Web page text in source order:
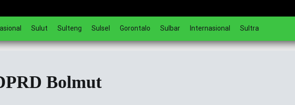
Sulut Sulteng Sulsel Gorontalo Sulbar Internasional Sultra
Bolmut